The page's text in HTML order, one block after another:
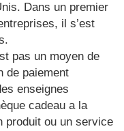
Dans un premier
il s’est
pas un moyen de
de paiement
enseignes
cadeau a la
produit ou un service